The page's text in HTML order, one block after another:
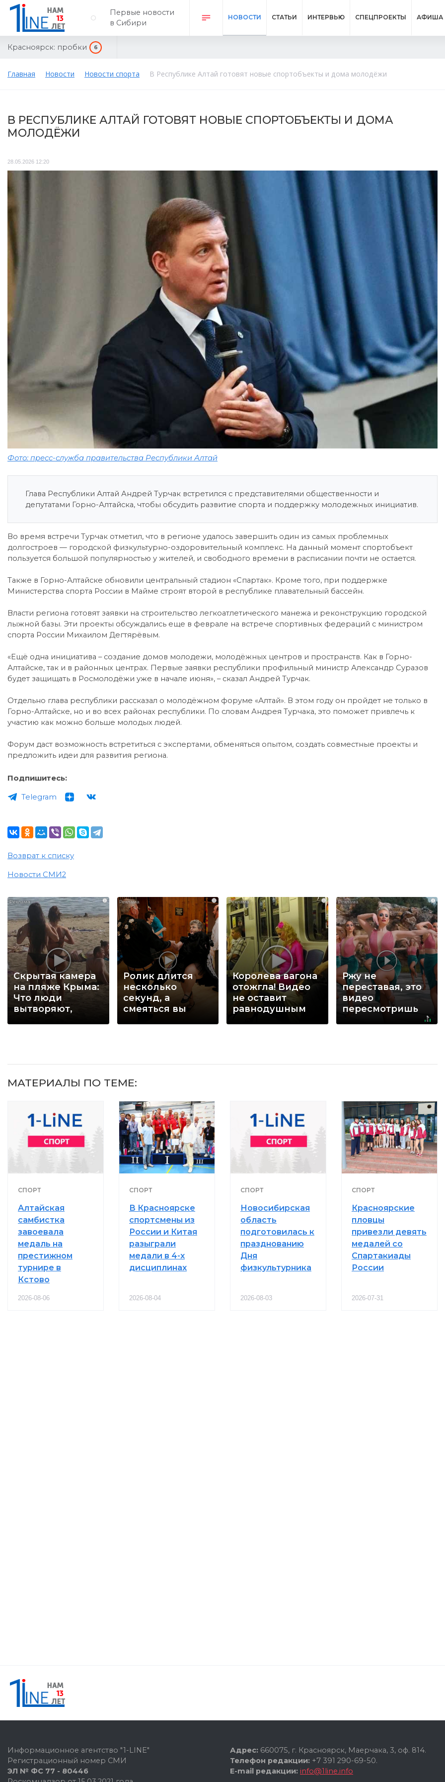
Первые новости
в Сибири
НОВОСТИ СТАТЬИ ИНТЕРВЬЮ СПЕЦПРОЕКТЫ АФИША
Красноярск: пробки 6
Главная Новости Новости спорта В Республике Алтай готовят новые спортобъекты и дома молодёжи
В РЕСПУБЛИКЕ АЛТАЙ ГОТОВЯТ НОВЫЕ СПОРТОБЪЕКТЫ И ДОМА
МОЛОДЁЖИ
28.05.2026 12:20
Фото: пресс-служба правительства Республики Алтай
Глава Республики Алтай Андрей Турчак встретился с представителями общественности и
депутатами Горно-Алтайска, чтобы обсудить развитие спорта и поддержку молодежных инициатив.
Во время встречи Турчак отметил, что в регионе удалось завершить один из самых проблемных
долгостроев — городской физкультурно-оздоровительный комплекс. На данный момент спортобъект
пользуется большой популярностью у жителей, и свободного времени в расписании почти не остается.
Также в Горно-Алтайске обновили центральный стадион «Спартак». Кроме того, при поддержке
Министерства спорта России в Майме строят второй в республике плавательный бассейн.
Власти региона готовят заявки на строительство легкоатлетического манежа и реконструкцию городской
лыжной базы. Эти проекты обсуждались еще в феврале на встрече спортивных федераций с министром
спорта России Михаилом Дегтярёвым.
«Ещё одна инициатива – создание домов молодежи, молодёжных центров и пространств. Как в Горно-
Алтайске, так и в районных центрах. Первые заявки республики профильный министр Александр Суразов
будет защищать в Росмолодёжи уже в начале июня», – сказал Андрей Турчак.
Отдельно глава республики рассказал о молодёжном форуме «Алтай». В этом году он пройдет не только в
Горно-Алтайске, но и во всех районах республики. По словам Андрея Турчака, это поможет привлечь к
участию как можно больше молодых людей.
Форум даст возможность встретиться с экспертами, обменяться опытом, создать совместные проекты и
предложить идеи для развития региона.
Подпишитесь:
Telegram
Возврат к списку
Новости СМИ2
i
Скрытая камера
на пляже Крыма:
Что люди
вытворяют,
i
Ролик длится
несколько
секунд, а
смеяться вы
i
Королева вагона
отожгла! Видео
не оставит
равнодушным
i
Ржу не
переставая, это
видео
пересмотришь
МАТЕРИАЛЫ ПО ТЕМЕ:
СПОРТ
Алтайская
самбистка
завоевала
медаль на
престижном
турнире в
Кстово
2026-08-06
СПОРТ
В Красноярске
спортсмены из
России и Китая
разыграли
медали в 4-х
дисциплинах
2026-08-04
СПОРТ
Новосибирская
область
подготовилась к
празднованию
Дня
физкультурника
2026-08-03
СПОРТ
Красноярские
пловцы
привезли девять
медалей со
Спартакиады
России
2026-07-31
Информационное агентство "1-LINE"
Регистрационный номер СМИ
ЭЛ № ФС 77 - 80446
Адрес: 660075, г. Красноярск, Маерчака, 3, оф. 814.
Телефон редакции: +7 391 290-69-50.
E-mail редакции: info@1line.info